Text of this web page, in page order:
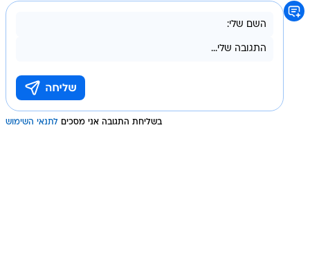
בשליחת התגובה אני מסכים לתנאי השימוש